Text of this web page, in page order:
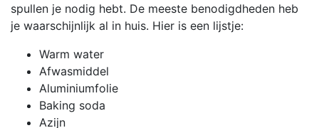
spullen je nodig hebt. De meeste benodigdheden heb
je waarschijnlijk al in huis. Hier is een lijstje:
Warm water
Afwasmiddel
Aluminiumfolie
Baking soda
Azijn